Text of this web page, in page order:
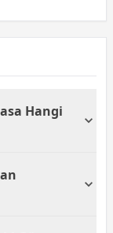
Hangi
tam
boyut ve
monte